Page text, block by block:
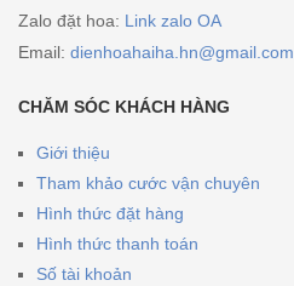
Zalo đặt hoa: Link zalo OA
Email: dienhoahaiha.hn@gmail.com
CHĂM SÓC KHÁCH HÀNG
Giới thiệu
Tham khảo cước vận chuyên
Hình thức đặt hàng
Hình thức thanh toán
Số tài khoản